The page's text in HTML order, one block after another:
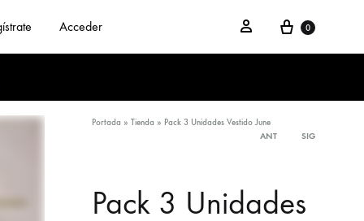
Acceder Acceder Cesta
0
Portada » Tienda » Pack 3 Unidades Vestido June
Product
ANT SIG
Pack 3 Unidades